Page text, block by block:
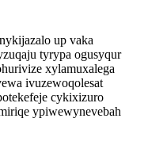
up vaka
tyrypa ogusyqur
xylamuxalega
ivuzewoqolesat
cykixizuro
ypiwewynevebah